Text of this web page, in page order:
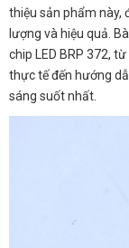
thiệu sản phẩm này,
lượng và hiệu quả.
chip LED BRP 372,
thực tế đến hướng
sáng suốt nhất.